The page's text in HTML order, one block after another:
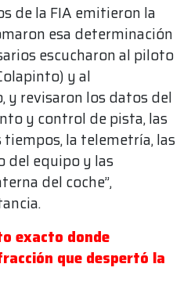
de la FIA emitieron la
esa determinación
escucharon al piloto
y al
y revisaron los datos del
y control de pista, las
la telemetría, las
del equipo y las
del coche”,
exacto donde
que despertó la